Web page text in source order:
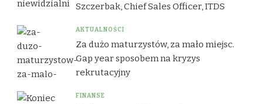
Szczerbak, Chief Sales Officer, ITDS
AKTUALNOŚCI
Za dużo maturzystów, za mało miejsc.
Gap year sposobem na kryzys
rekrutacyjny
FINANSE